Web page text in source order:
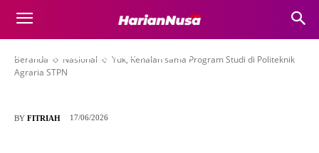
Beranda Nasional
Yuk, Kenalan sama Program Studi di Politeknik
Agraria STPN
Yuk, Kenalan sama Program Studi di
Politeknik Agraria STPN
BY FITRIAH 17/06/2026